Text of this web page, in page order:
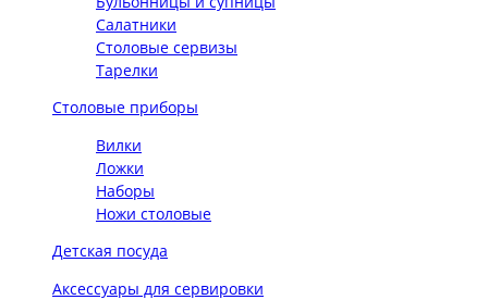
Салатники
Столовые сервизы
Тарелки
Столовые приборы
Вилки
Ложки
Наборы
Ножи столовые
Детская посуда
Аксессуары для сервировки